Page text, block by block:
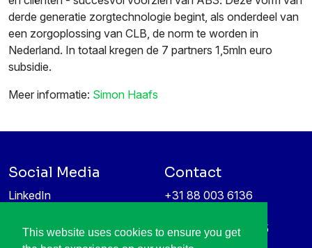
This website uses cookies to ensure you get
derde generatie zorgtechnologie begint, als onderdeel van
een zorgoplossing van CLB, de norm te worden in
Nederland. In totaal kregen de 7 partners 1,5mln euro
subsidie.
Meer informatie: Simon Haafs
Social Media
LinkedIn
Information protection &
Contact
+31 88 003 6136
High Tech Campus 5
5656 AE Eindhoven